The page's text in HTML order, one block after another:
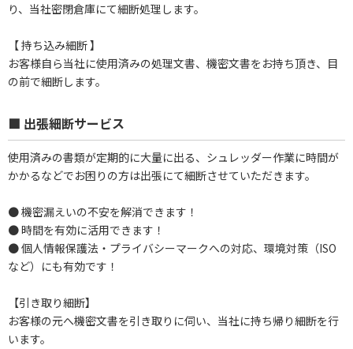
り、当社密閉倉庫にて細断処理します。
【 持ち込み細断 】
お客様自ら当社に使用済みの処理文書、機密文書をお持ち頂き、目
の前で細断します。
■ 出張細断サービス
使用済みの書類が定期的に大量に出る、シュレッダー作業に時間が
かかるなどでお困りの方は出張にて細断させていただきます。
● 機密漏えいの不安を解消できます！
● 時間を有効に活用できます！
● 個人情報保護法・プライバシーマークへの対応、環境対策（ISO
など）にも有効です！
【引き取り細断】
お客様の元へ機密文書を引き取りに伺い、当社に持ち帰り細断を行
います。